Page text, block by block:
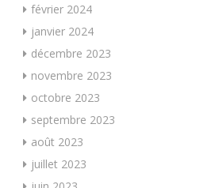
février 2024
janvier 2024
décembre 2023
novembre 2023
octobre 2023
septembre 2023
août 2023
juillet 2023